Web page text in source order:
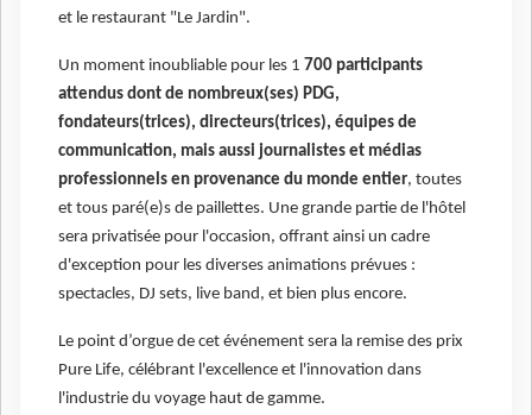
et le restaurant "Le Jardin".
Un moment inoubliable pour les 1 700 participants
attendus dont de nombreux(ses) PDG,
fondateurs(trices), directeurs(trices), équipes de
communication, mais aussi journalistes et médias
professionnels en provenance du monde entier, toutes
et tous paré(e)s de paillettes. Une grande partie de l'hôtel
sera privatisée pour l'occasion, offrant ainsi un cadre
d'exception pour les diverses animations prévues :
spectacles, DJ sets, live band, et bien plus encore.
Le point d’orgue de cet événement sera la remise des prix
Pure Life, célébrant l'excellence et l'innovation dans
l'industrie du voyage haut de gamme.